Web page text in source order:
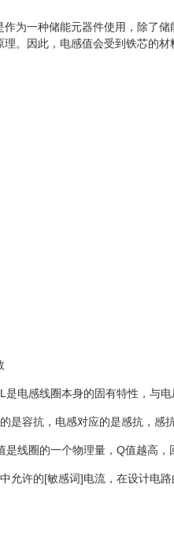
作为一种储能元器件使用，除了
。因此，电感值会受到铁芯的
是电感线圈本身的固有特性，与
是容抗，电感对应的是感抗，感
是线圈的一个物理量，Q值越高
允许的[敏感词]电流，在设计电